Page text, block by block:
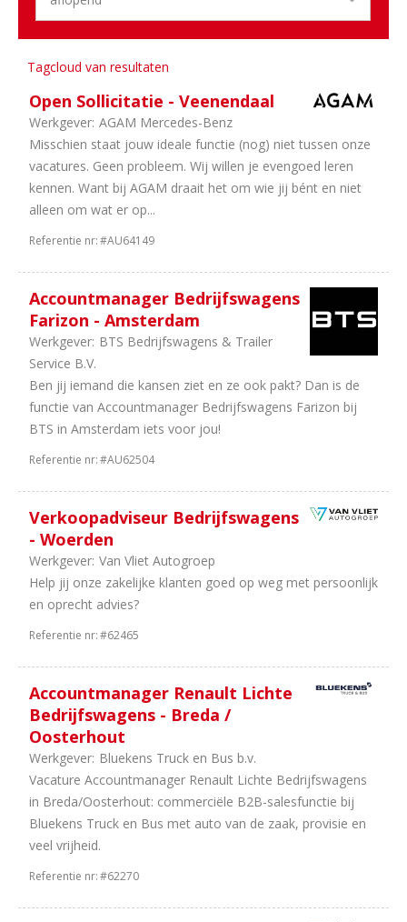
Holland
Zeeland
Aantal
uren
40
uur
overleg
36
uur
Tagcloud van resultaten
Open Sollicitatie - Veenendaal
Werkgever: AGAM Mercedes-Benz
Misschien staat jouw ideale functie (nog) niet tussen onze
vacatures. Geen probleem. Wij willen je evengoed leren
kennen. Want bij AGAM draait het om wie jij bént en niet
alleen om wat er op...
Referentie nr:#AU64149
Accountmanager Bedrijfswagens
Farizon - Amsterdam
Werkgever: BTS Bedrijfswagens & Trailer
Service B.V.
Ben jij iemand die kansen ziet en ze ook pakt? Dan is de
functie van Accountmanager Bedrijfswagens Farizon bij
BTS in Amsterdam iets voor jou!
Referentie nr:#AU62504
Verkoopadviseur Bedrijfswagens
- Woerden
Werkgever: Van Vliet Autogroep
Help jij onze zakelijke klanten goed op weg met persoonlijk
en oprecht advies?
Referentie nr:#62465
Accountmanager Renault Lichte
Bedrijfswagens - Breda /
Oosterhout
Werkgever: Bluekens Truck en Bus b.v.
Vacature Accountmanager Renault Lichte Bedrijfswagens
in Breda/Oosterhout: commerciële B2B-salesfunctie bij
Bluekens Truck en Bus met auto van de zaak, provisie en
veel vrijheid.
Referentie nr:#62270